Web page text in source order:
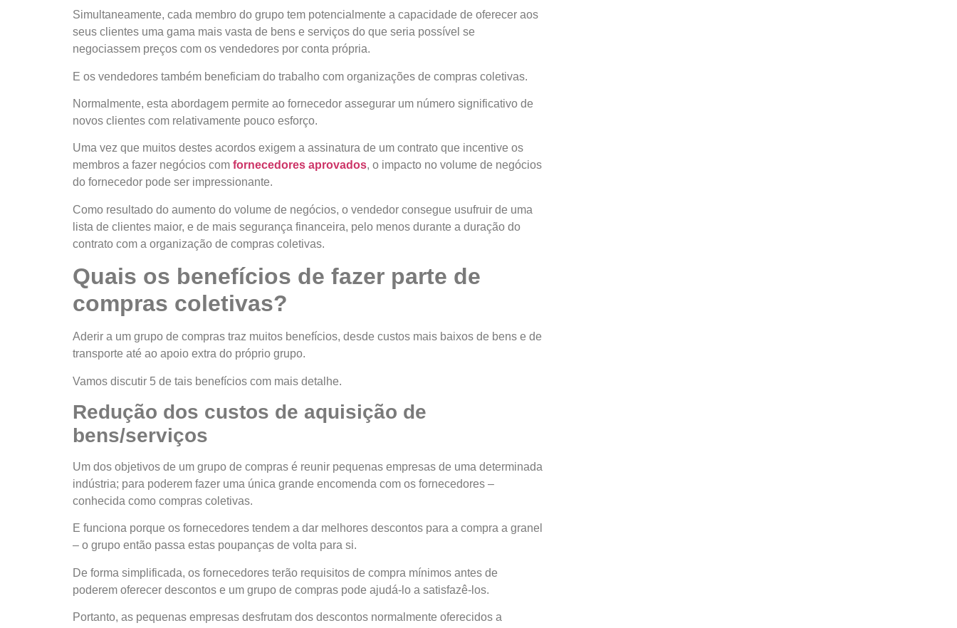
Simultaneamente, cada membro do grupo tem potencialmente a capacidade de oferecer aos
seus clientes uma gama mais vasta de bens e serviços do que seria possível se
negociassem preços com os vendedores por conta própria.
E os vendedores também beneficiam do trabalho com organizações de compras coletivas.
Normalmente, esta abordagem permite ao fornecedor assegurar um número significativo de
novos clientes com relativamente pouco esforço.
Uma vez que muitos destes acordos exigem a assinatura de um contrato que incentive os
membros a fazer negócios com fornecedores aprovados, o impacto no volume de negócios
do fornecedor pode ser impressionante.
Como resultado do aumento do volume de negócios, o vendedor consegue usufruir de uma
lista de clientes maior, e de mais segurança financeira, pelo menos durante a duração do
contrato com a organização de compras coletivas.
Quais os benefícios de fazer parte de
compras coletivas?
Aderir a um grupo de compras traz muitos benefícios, desde custos mais baixos de bens e de
transporte até ao apoio extra do próprio grupo.
Vamos discutir 5 de tais benefícios com mais detalhe.
Redução dos custos de aquisição de
bens/serviços
Um dos objetivos de um grupo de compras é reunir pequenas empresas de uma determinada
indústria; para poderem fazer uma única grande encomenda com os fornecedores –
conhecida como compras coletivas.
E funciona porque os fornecedores tendem a dar melhores descontos para a compra a granel
– o grupo então passa estas poupanças de volta para si.
De forma simplificada, os fornecedores terão requisitos de compra mínimos antes de
poderem oferecer descontos e um grupo de compras pode ajudá-lo a satisfazê-los.
Portanto, as pequenas empresas desfrutam dos descontos normalmente oferecidos a